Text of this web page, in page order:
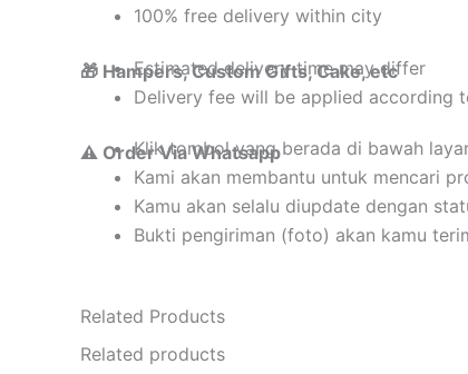
100% free delivery within city
🎁 Hampers, Custom Gifts, Cake, etc
Estimated delivery time may differ
Delivery fee will be applied according
⚠️ Order Via Whatsapp
Klik tombol yang berada di bawah
Kami akan membantu untuk mencari
Kamu akan selalu diupdate dengan
Bukti pengiriman (foto) akan kamu
Related Products
Related products